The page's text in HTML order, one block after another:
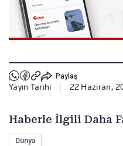
Paylaş
Yayın Tarihi | 22 Haziran,
Haberle İlgili Daha
Dünya